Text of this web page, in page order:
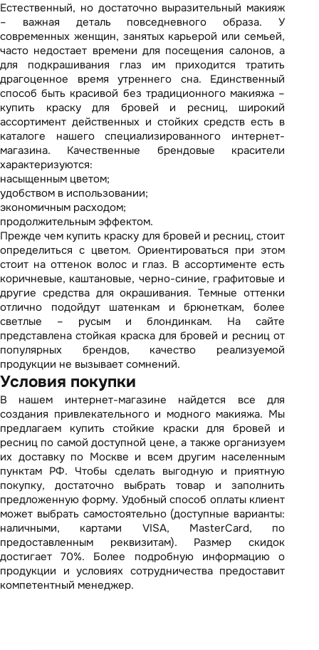
Естественный, но достаточно выразительный макияж
– важная деталь повседневного образа. У
современных женщин, занятых карьерой или семьей,
часто недостает времени для посещения салонов, а
для подкрашивания глаз им приходится тратить
драгоценное время утреннего сна. Единственный
способ быть красивой без традиционного макияжа –
купить краску для бровей и ресниц, широкий
ассортимент действенных и стойких средств есть в
каталоге нашего специализированного интернет-
магазина. Качественные брендовые красители
характеризуются:
насыщенным цветом;
удобством в использовании;
экономичным расходом;
продолжительным эффектом.
Прежде чем купить краску для бровей и ресниц, стоит
определиться с цветом. Ориентироваться при этом
стоит на оттенок волос и глаз. В ассортименте есть
коричневые, каштановые, черно-синие, графитовые и
другие средства для окрашивания. Темные оттенки
отлично подойдут шатенкам и брюнеткам, более
светлые – русым и блондинкам. На сайте
представлена стойкая краска для бровей и ресниц от
популярных брендов, качество реализуемой
продукции не вызывает сомнений.
Условия покупки
В нашем интернет-магазине найдется все для
создания привлекательного и модного макияжа. Мы
предлагаем купить стойкие краски для бровей и
ресниц по самой доступной цене, а также организуем
их доставку по Москве и всем другим населенным
пунктам РФ. Чтобы сделать выгодную и приятную
покупку, достаточно выбрать товар и заполнить
предложенную форму. Удобный способ оплаты клиент
может выбрать самостоятельно (доступные варианты:
наличными, картами VISA, MasterCard, по
предоставленным реквизитам). Размер скидок
достигает 70%. Более подробную информацию о
продукции и условиях сотрудничества предоставит
компетентный менеджер.